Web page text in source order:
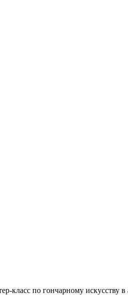
класс по гончарному искусству